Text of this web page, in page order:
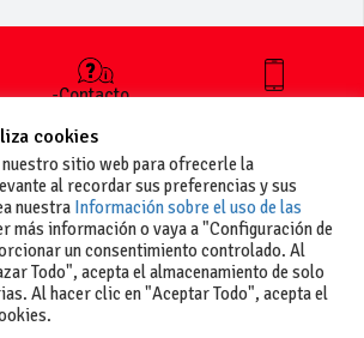
-Contacto
publicar un
anuncio
-Vende+
+34 627 35
cookies
nuestro sitio web para ofrecerle la
al recordar sus preferencias y sus
nuestra Información sobre el uso de las
más información o vaya a "Configuración de
un consentimiento controlado. Al
Todo", acepta el almacenamiento de solo
Al hacer clic en "Aceptar Todo", acepta el